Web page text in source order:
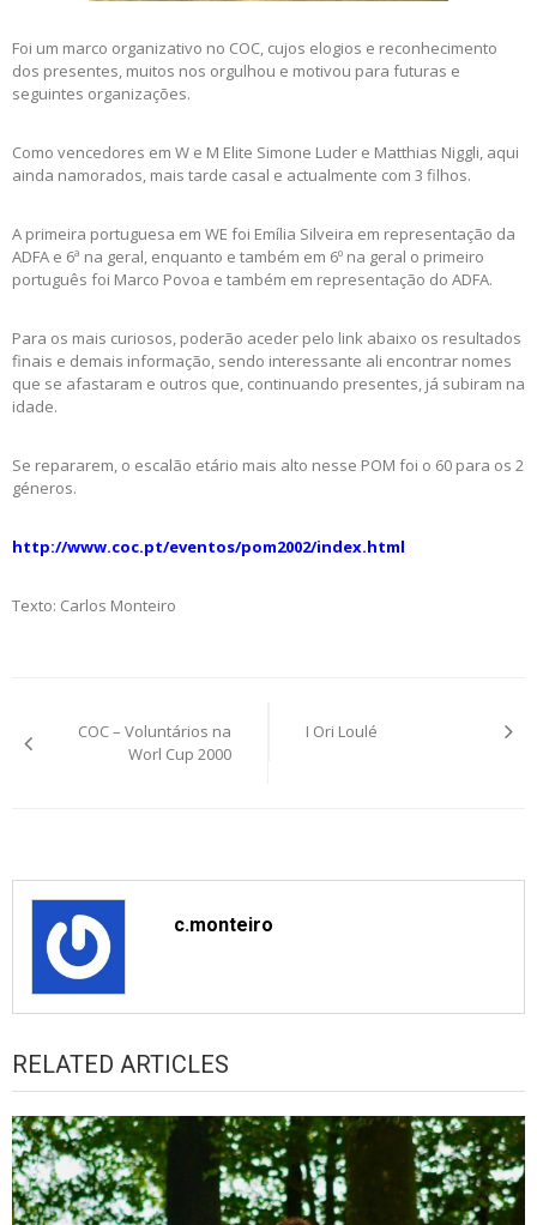
Foi um marco organizativo no COC, cujos elogios e reconhecimento
dos presentes, muitos nos orgulhou e motivou para futuras e
seguintes organizações.
Como vencedores em W e M Elite Simone Luder e Matthias Niggli, aqui
ainda namorados, mais tarde casal e actualmente com 3 filhos.
A primeira portuguesa em WE foi Emília Silveira em representação da
ADFA e 6ª na geral, enquanto e também em 6º na geral o primeiro
português foi Marco Povoa e também em representação do ADFA.
Para os mais curiosos, poderão aceder pelo link abaixo os resultados
finais e demais informação, sendo interessante ali encontrar nomes
que se afastaram e outros que, continuando presentes, já subiram na
idade.
Se repararem, o escalão etário mais alto nesse POM foi o 60 para os 2
géneros.
http://www.coc.pt/eventos/pom2002/index.html
Texto: Carlos Monteiro
navigation
COC – Voluntários na
Worl Cup 2000
I Ori Loulé
c.monteiro
RELATED ARTICLES